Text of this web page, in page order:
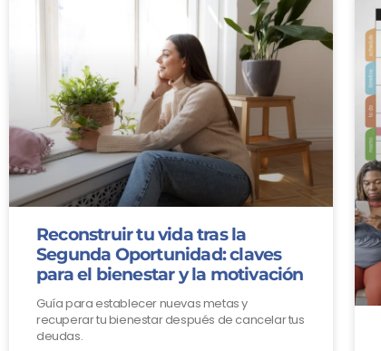
Reconstruir tu vida tras la
Segunda Oportunidad: claves
para el bienestar y la motivación
Guía para establecer nuevas metas y
recuperar tu bienestar después de cancelar tus
deudas.